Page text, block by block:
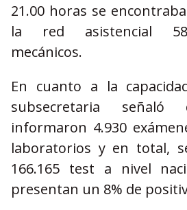
21.00 horas se
la red asistencial
mecánicos.
En cuanto a la
subsecretaria
informaron 4.930
laboratorios y en total,
166.165 test a nivel
presentan un 8% de